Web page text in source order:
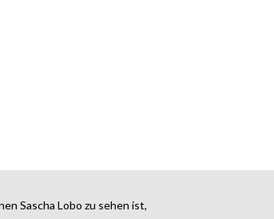
Sascha Lobo zu sehen ist,